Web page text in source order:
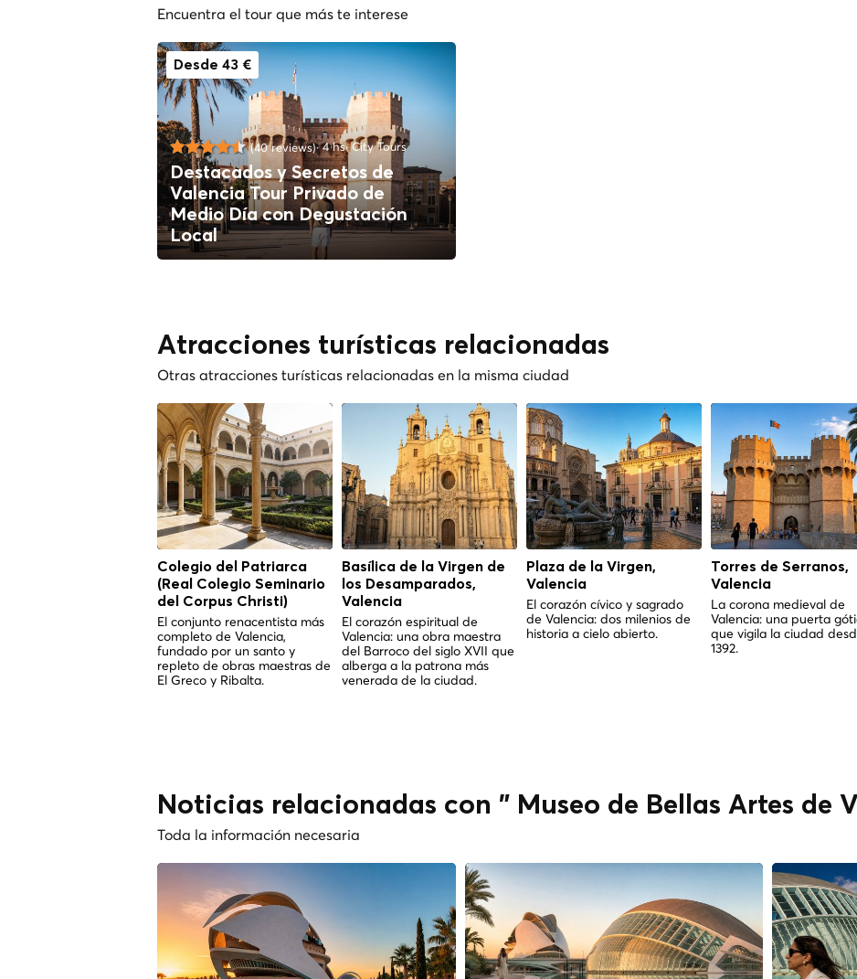
Encuentra el tour que más te interese
Desde 43 €
(40 reviews)4 hsCity Tours
Destacados y Secretos de
Valencia Tour Privado de
Medio Día con Degustación
Local
Atracciones turísticas relacionadas
Otras atracciones turísticas relacionadas en la misma ciudad
Colegio del Patriarca
(Real Colegio Seminario
del Corpus Christi)
El conjunto renacentista más
completo de Valencia,
fundado por un santo y
repleto de obras maestras de
El Greco y Ribalta.
Basílica de la Virgen de
los Desamparados,
Valencia
El corazón espiritual de
Valencia: una obra maestra
del Barroco del siglo XVII que
alberga a la patrona más
venerada de la ciudad.
Plaza de la Virgen,
Valencia
El corazón cívico y sagrado
de Valencia: dos milenios de
historia a cielo abierto.
Torres de Serranos,
Valencia
La corona medieval de
Valencia: una puerta
que vigila la ciudad
1392.
Noticias relacionadas con " Museo de Bellas Artes de
Toda la información necesaria